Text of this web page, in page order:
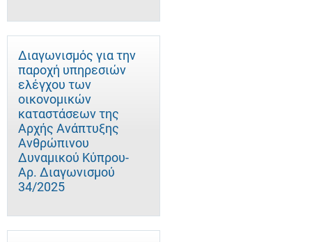
Διαγωνισμός για την
παροχή υπηρεσιών
ελέγχου των
οικονομικών
καταστάσεων της
Αρχής Ανάπτυξης
Ανθρώπινου
Δυναμικού Κύπρου-
Αρ. Διαγωνισμού
34/2025